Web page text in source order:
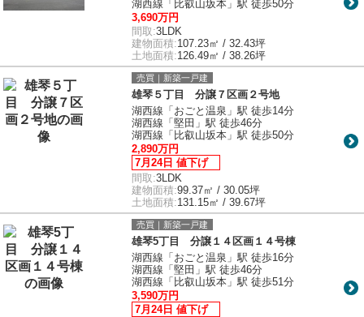
湖西線「比叡山坂本」駅 徒歩50分
3,690万円
間取:3LDK
建物面積:107.23㎡ / 32.43坪
土地面積:126.49㎡ / 38.26坪
売買｜新築一戸建
雄琴５丁目 分譲７区画２号地
湖西線「おごと温泉」駅 徒歩14分
湖西線「堅田」駅 徒歩46分
湖西線「比叡山坂本」駅 徒歩50分
2,890万円
7月24日 値下げ
間取:3LDK
建物面積:99.37㎡ / 30.05坪
土地面積:131.15㎡ / 39.67坪
売買｜新築一戸建
雄琴5丁目 分譲１４区画１４号棟
湖西線「おごと温泉」駅 徒歩16分
湖西線「堅田」駅 徒歩46分
湖西線「比叡山坂本」駅 徒歩51分
3,590万円
7月24日 値下げ